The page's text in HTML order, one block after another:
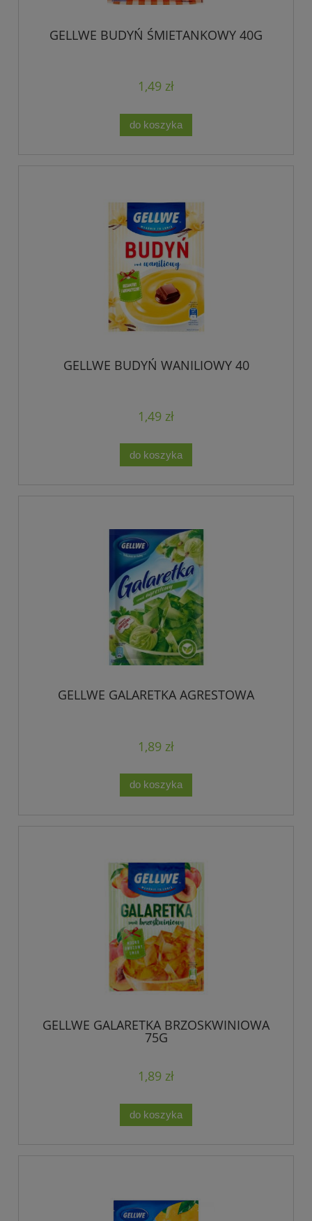
GELLWE BUDYŃ ŚMIETANKOWY 40G
1,49 zł
do koszyka
GELLWE BUDYŃ WANILIOWY 40
1,49 zł
do koszyka
GELLWE GALARETKA AGRESTOWA
1,89 zł
do koszyka
GELLWE GALARETKA BRZOSKWINIOWA
75G
1,89 zł
do koszyka